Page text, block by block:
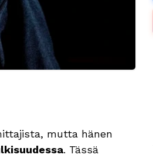
mutta hänen
. Tässä